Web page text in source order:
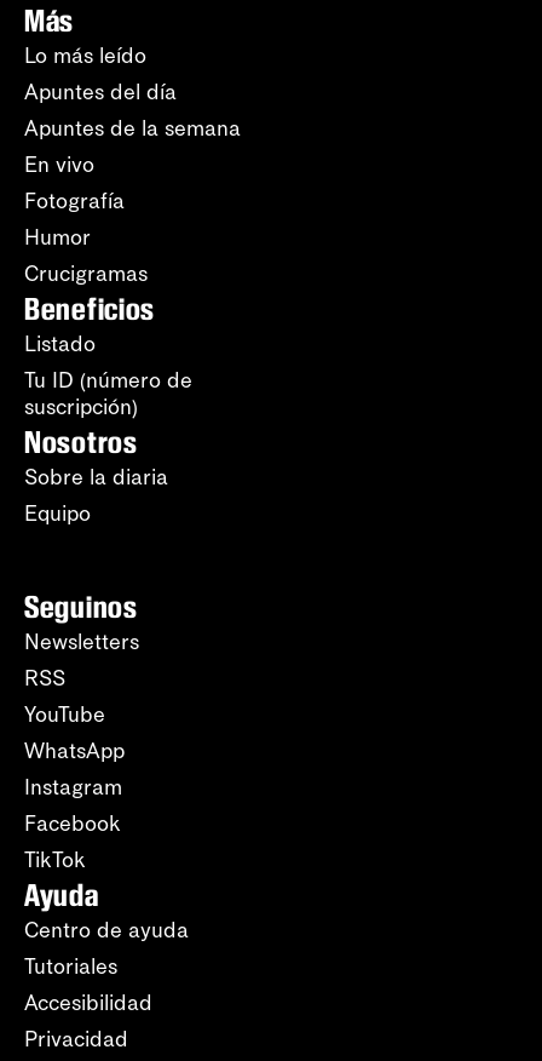
Más
Lo más leído
Apuntes del día
Apuntes de la semana
En vivo
Fotografía
Humor
Crucigramas
Beneficios
Listado
Tu ID (número de
suscripción)
Nosotros
Sobre la diaria
Equipo
Seguinos
Newsletters
RSS
YouTube
WhatsApp
Instagram
Facebook
TikTok
Ayuda
Centro de ayuda
Tutoriales
Accesibilidad
Privacidad